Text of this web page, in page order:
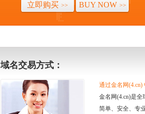
立即购买 >> BUY NOW >>
域名交易方式：
通过金名网(4.cn)
金名网(4.cn)是
简单、安全、专